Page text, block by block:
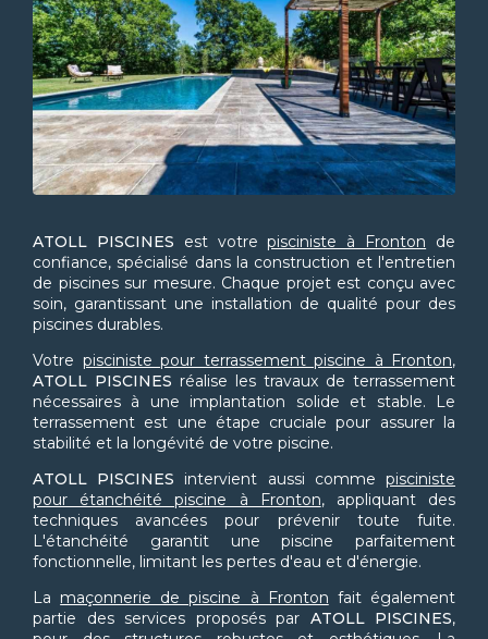
ATOLL PISCINES est votrepisciniste à Fronton de
confiance, spécialisé dans la construction et l'entretien
de piscines sur mesure. Chaque projet est conçu avec
soin, garantissant une installation de qualité pour des
piscines durables.
Votre pisciniste pour terrassement piscine à Fronton,
ATOLL PISCINES réalise les travaux de terrassement
nécessaires à une implantation solide et stable. Le
terrassement est une étape cruciale pour assurer la
stabilité et la longévité de votre piscine.
ATOLL PISCINES intervient aussi commepisciniste
pour étanchéité piscine à Fronton, appliquant des
techniques avancées pour prévenir toute fuite.
L'étanchéité garantit une piscine parfaitement
fonctionnelle, limitant les pertes d'eau et d'énergie.
La maçonnerie de piscine à Fronton fait également
partie des services proposés par ATOLL PISCINES,